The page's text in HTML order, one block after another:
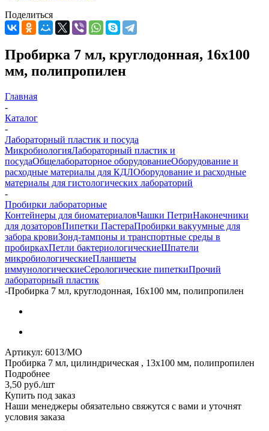
Поделиться
Пробирка 7 мл, круглодонная, 16х100
мм, полипропилен
Главная
-
Каталог
-
Лабораторный пластик и посуда
МикробиологияЛабораторный пластик и
посудаОбщелабораторное оборудованиеОборудование и
расходные материалы для КДЛОборудование и расходные
материалы для гистологических лабораторий
-
Пробирки лабораторные
Контейнеры для биоматериаловЧашки ПетриНаконечники
для дозаторовПипетки ПастераПробирки вакуумные для
забора кровиЗонд-тампоны и транспортные среды в
пробиркахПетли бактериологическиеШпатели
микробиологическиеПланшеты
иммунологическиеСерологические пипеткиПрочий
лабораторный пластик
-Пробирка 7 мл, круглодонная, 16х100 мм, полипропилен
Артикул: 6013/MO
Пробирка 7 мл, цилиндрическая , 13х100 мм, полипропилен
Подробнее
3,50 руб./шт
Купить под заказ
Наши менеджеры обязательно свяжутся с вами и уточнят
условия заказа